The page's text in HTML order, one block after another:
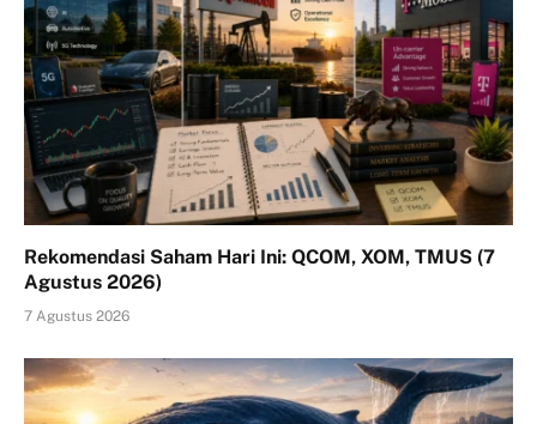
Rekomendasi Saham Hari Ini: QCOM, XOM, TMUS (7
Agustus 2026)
7 Agustus 2026